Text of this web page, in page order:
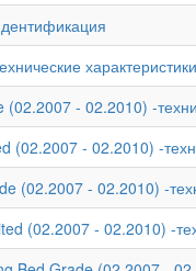
- 02.2010) -
- 02.2010) -
(02.2007 - 02.2010) -
(02.2007 - 02.2010) -